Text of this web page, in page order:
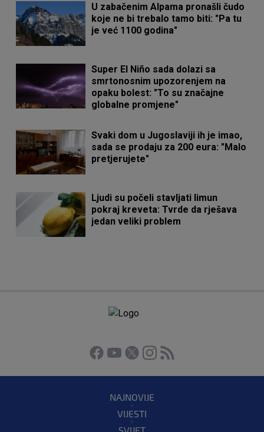
U zabačenim Alpama pronašli čudo
koje ne bi trebalo tamo biti: "Pa tu
je već 1100 godina"
Super El Niño sada dolazi sa
smrtonosnim upozorenjem na
opaku bolest: "To su značajne
globalne promjene"
Svaki dom u Jugoslaviji ih je imao,
sada se prodaju za 200 eura: "Malo
pretjerujete"
Ljudi su počeli stavljati limun
pokraj kreveta: Tvrde da rješava
jedan veliki problem
NAJNOVIJE
VIJESTI
SVIJET